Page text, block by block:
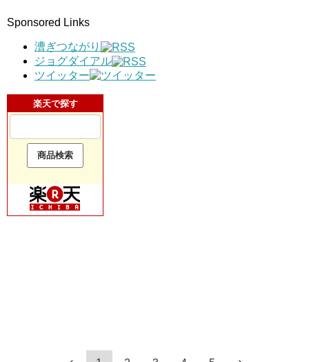
Sponsored Links
漕ぎつながり
ジョグダイアル
ツイッター
楽天で探す